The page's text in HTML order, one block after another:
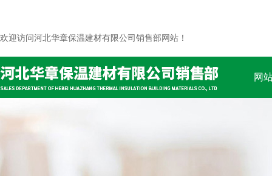
欢迎访问河北华章保温建材有限公司销售部网站！
网